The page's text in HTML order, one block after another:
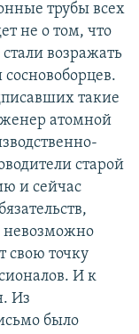
трубы всех
не о том, что
возражать
сосновоборцев.
такие
атомной
старой
и сейчас
невозможно
свою точку
И к
Из
было